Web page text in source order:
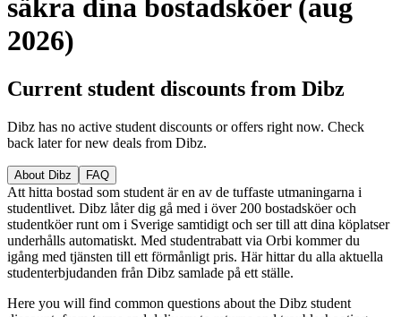
säkra dina bostadsköer (aug
2026)
Current student discounts from Dibz
Dibz has no active student discounts or offers right now. Check
back later for new deals from Dibz.
About Dibz FAQ
Att hitta bostad som student är en av de tuffaste utmaningarna i
studentlivet. Dibz låter dig gå med i över 200 bostadsköer och
studentköer runt om i Sverige samtidigt och ser till att dina köplatser
underhålls automatiskt. Med studentrabatt via Orbi kommer du
igång med tjänsten till ett förmånligt pris. Här hittar du alla aktuella
studenterbjudanden från Dibz samlade på ett ställe.
Here you will find common questions about the Dibz student